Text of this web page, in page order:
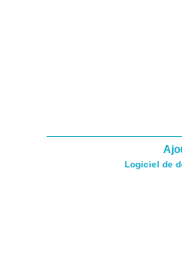
Logiciel de